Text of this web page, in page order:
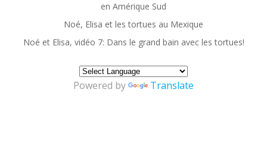
en Amérique Sud
Noé, Elisa et les tortues au Mexique
Noé et Elisa, vidéo 7: Dans le grand bain avec les tortues!
Powered by Translate